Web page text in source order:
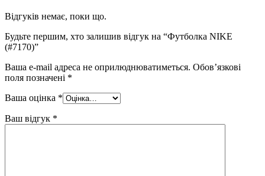
Відгуків немає, поки що.
Будьте першим, хто залишив відгук на “Футболка NIKE
(#7170)”
Ваша e-mail адреса не оприлюднюватиметься. Обов’язкові
поля позначені *
Ваша оцінка *
Ваш відгук *